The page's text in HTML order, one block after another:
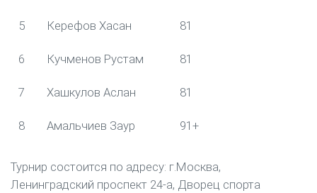
5 Керефов Хасан 81
6 Кучменов Рустам 81
7 Хашкулов Аслан 81
8 Амальчиев Заур 91+
Турнир состоится по адресу: г.Москва,
Ленинградский проспект 24-а, Дворец спорта